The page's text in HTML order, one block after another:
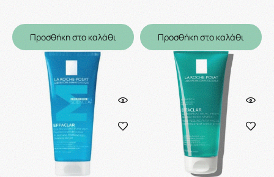
Προσθήκη στο καλάθι Προσθήκη στο καλάθι